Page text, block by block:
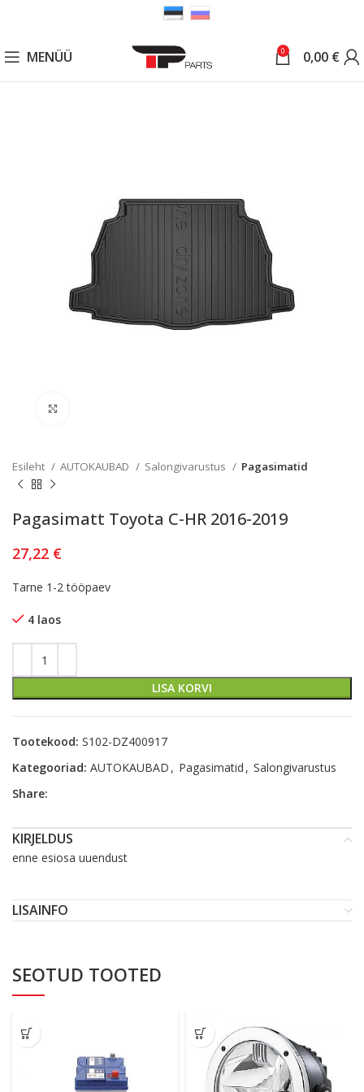
MENÜÜ 0 0,00 €
Esileht AUTOKAUBAD Salongivarustus Pagasimatid
Pagasimatt Toyota C-HR 2016-2019
27,22 €
Tarne 1-2 tööpaev
4 laos
LISA KORVI
Tootekood: S102-DZ400917
Kategooriad: AUTOKAUBAD , Pagasimatid , Salongivarustus
Share:
KIRJELDUS
enne esiosa uuendust
LISAINFO
SEOTUD TOOTED